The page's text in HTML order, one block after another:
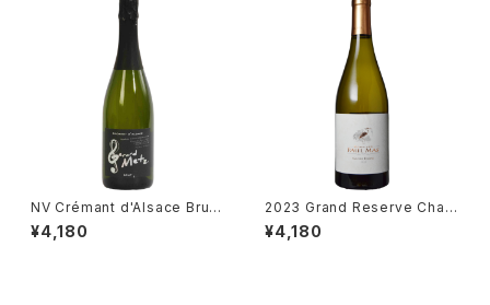
NV Crémant d'Alsace Brut /
Gérard Metz
¥4,180
2023 Grand Reserve Char
donnay / Dm. Paul Mas
¥4,180